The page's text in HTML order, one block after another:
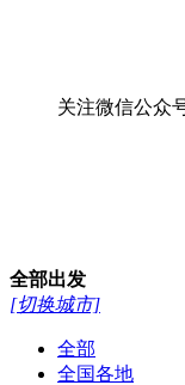
关注微信公众
全部出发
[切换城市]
全部
全国各地